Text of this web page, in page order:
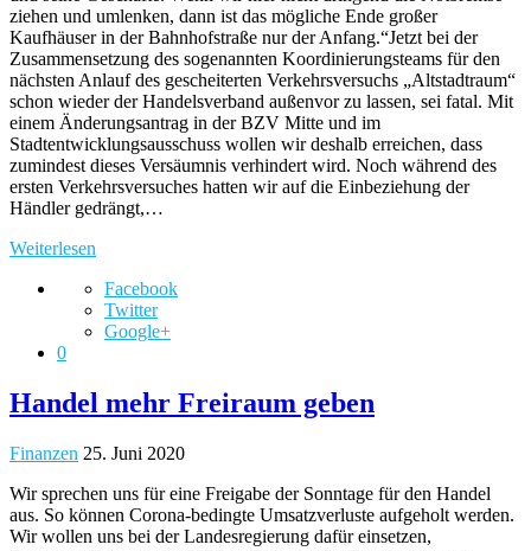
ziehen und umlenken, dann ist das mögliche Ende großer
Kaufhäuser in der Bahnhofstraße nur der Anfang.“Jetzt bei der
Zusammensetzung des sogenannten Koordinierungsteams für den
nächsten Anlauf des gescheiterten Verkehrsversuchs „Altstadtraum“
schon wieder der Handelsverband außenvor zu lassen, sei fatal. Mit
einem Änderungsantrag in der BZV Mitte und im
Stadtentwicklungsausschuss wollen wir deshalb erreichen, dass
zumindest dieses Versäumnis verhindert wird. Noch während des
ersten Verkehrsversuches hatten wir auf die Einbeziehung der
Händler gedrängt,…
Weiterlesen
Facebook
Twitter
Google+
0
Handel mehr Freiraum geben
Finanzen 25. Juni 2020
Wir sprechen uns für eine Freigabe der Sonntage für den Handel
aus. So können Corona-bedingte Umsatzverluste aufgeholt werden.
Wir wollen uns bei der Landesregierung dafür einsetzen,